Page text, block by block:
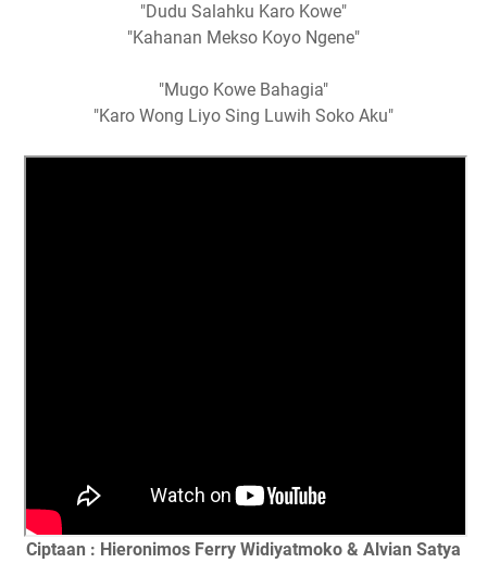
"Dudu Salahku Karo Kowe"
"Kahanan Mekso Koyo Ngene"
"Mugo Kowe Bahagia"
"Karo Wong Liyo Sing Luwih Soko Aku"
Ciptaan : Hieronimos Ferry Widiyatmoko & Alvian Satya